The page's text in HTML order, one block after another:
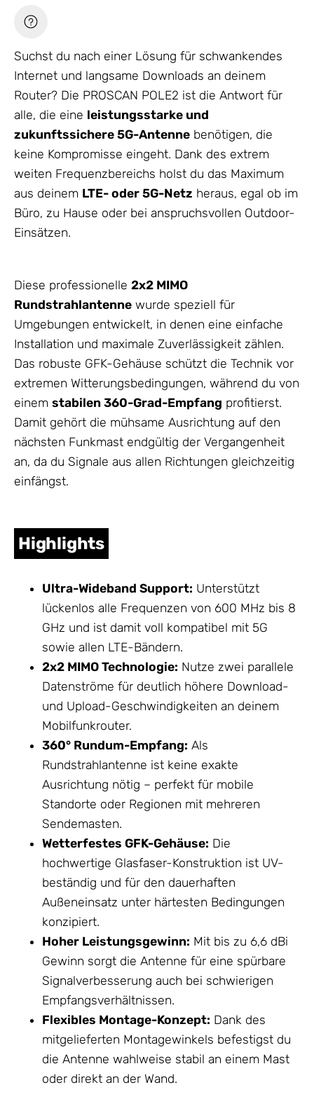
Suchst du nach einer Lösung für schwankendes
Internet und langsame Downloads an deinem
Router? Die PROSCAN POLE2 ist die Antwort für
alle, die eine leistungsstarke und
zukunftssichere 5G-Antenne benötigen, die
keine Kompromisse eingeht. Dank des extrem
weiten Frequenzbereichs holst du das Maximum
aus deinem LTE- oder 5G-Netz heraus, egal ob im
Büro, zu Hause oder bei anspruchsvollen Outdoor-
Einsätzen.
Diese professionelle 2x2 MIMO
Rundstrahlantenne wurde speziell für
Umgebungen entwickelt, in denen eine einfache
Installation und maximale Zuverlässigkeit zählen.
Das robuste GFK-Gehäuse schützt die Technik vor
extremen Witterungsbedingungen, während du von
einem stabilen 360-Grad-Empfang profitierst.
Damit gehört die mühsame Ausrichtung auf den
nächsten Funkmast endgültig der Vergangenheit
an, da du Signale aus allen Richtungen gleichzeitig
einfängst.
Highlights
Ultra-Wideband Support: Unterstützt
lückenlos alle Frequenzen von 600 MHz bis 8
GHz und ist damit voll kompatibel mit 5G
sowie allen LTE-Bändern.
2x2 MIMO Technologie: Nutze zwei parallele
Datenströme für deutlich höhere Download-
und Upload-Geschwindigkeiten an deinem
Mobilfunkrouter.
360° Rundum-Empfang: Als
Rundstrahlantenne ist keine exakte
Ausrichtung nötig – perfekt für mobile
Standorte oder Regionen mit mehreren
Sendemasten.
Wetterfestes GFK-Gehäuse: Die
hochwertige Glasfaser-Konstruktion ist UV-
beständig und für den dauerhaften
Außeneinsatz unter härtesten Bedingungen
konzipiert.
Hoher Leistungsgewinn: Mit bis zu 6,6 dBi
Gewinn sorgt die Antenne für eine spürbare
Signalverbesserung auch bei schwierigen
Empfangsverhältnissen.
Flexibles Montage-Konzept: Dank des
mitgelieferten Montagewinkels befestigst du
die Antenne wahlweise stabil an einem Mast
oder direkt an der Wand.